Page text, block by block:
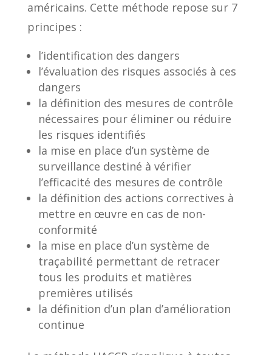
américains. Cette méthode repose sur 7
principes :
l’identification des dangers
l’évaluation des risques associés à ces
dangers
la définition des mesures de contrôle
nécessaires pour éliminer ou réduire
les risques identifiés
la mise en place d’un système de
surveillance destiné à vérifier
l’efficacité des mesures de contrôle
la définition des actions correctives à
mettre en œuvre en cas de non-
conformité
la mise en place d’un système de
traçabilité permettant de retracer
tous les produits et matières
premières utilisés
la définition d’un plan d’amélioration
continue